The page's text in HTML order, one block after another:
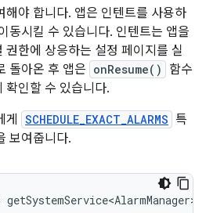
해야 합니다. 앱은 인텐트를 사용하
동시킬 수 있습니다. 인텐트는 앱을
권한에 상응하는 설정 페이지를 실
돌아온 후 앱은 onResume()
함수
확인할 수 있습니다.
게
SCHEDULE_EXACT_ALARMS 특
보여줍니다.
getSystemService<AlarmManager>